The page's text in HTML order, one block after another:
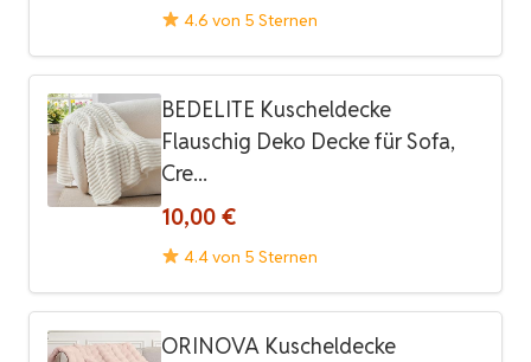
4.6 von 5 Sternen
BEDELITE Kuscheldecke
Flauschig Deko Decke für Sofa,
Cre...
10,00 €
4.4 von 5 Sternen
ORINOVA Kuscheldecke